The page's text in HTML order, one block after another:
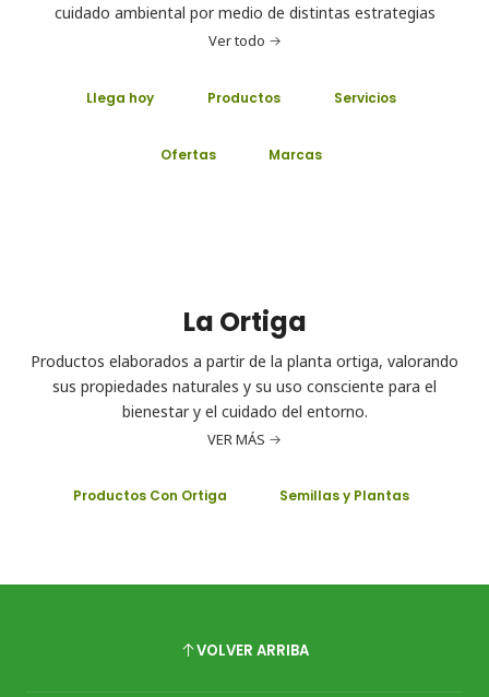
cuidado ambiental por medio de distintas estrategias
Ver todo
Llega hoy Productos Servicios
Ofertas Marcas
La Ortiga
Productos elaborados a partir de la planta ortiga, valorando
sus propiedades naturales y su uso consciente para el
bienestar y el cuidado del entorno.
VER MÁS
Productos Con Ortiga Semillas y Plantas
VOLVER ARRIBA